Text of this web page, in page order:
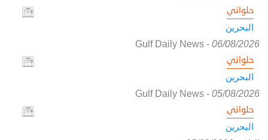
حلواني
البحرين
Gulf Daily News- 06/08/2026
حلواني
البحرين
Gulf Daily News- 05/08/2026
حلواني
البحرين